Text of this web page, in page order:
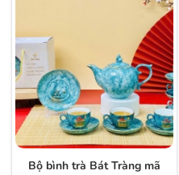
Bộ bình trà Bát Tràng mã